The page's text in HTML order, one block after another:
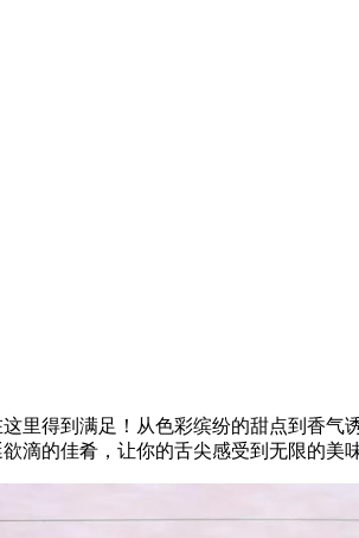
里得到满足！从色彩缤纷的甜点到香
滴的佳肴，让你的舌尖感受到无限的美味